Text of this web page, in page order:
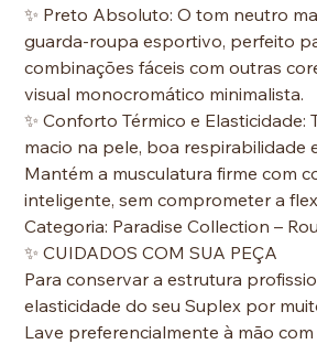
✨ Preto Absoluto: O tom neutro
guarda-roupa esportivo, perfeito
combinações fáceis com outras
visual monocromático minimalista.
✨ Conforto Térmico e Elasticidade:
macio na pele, boa respirabilidade
Mantém a musculatura firme com
inteligente, sem comprometer a
Categoria: Paradise Collection –
✨ CUIDADOS COM SUA PEÇA
Para conservar a estrutura
elasticidade do seu Suplex por
Lave preferencialmente à mão